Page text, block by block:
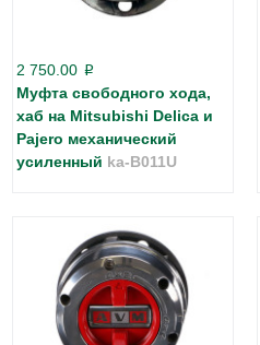
2 750.00 p
Муфта свободного хода,
хаб на Mitsubishi Delica и
Pajero механический
усиленный ka-B011U